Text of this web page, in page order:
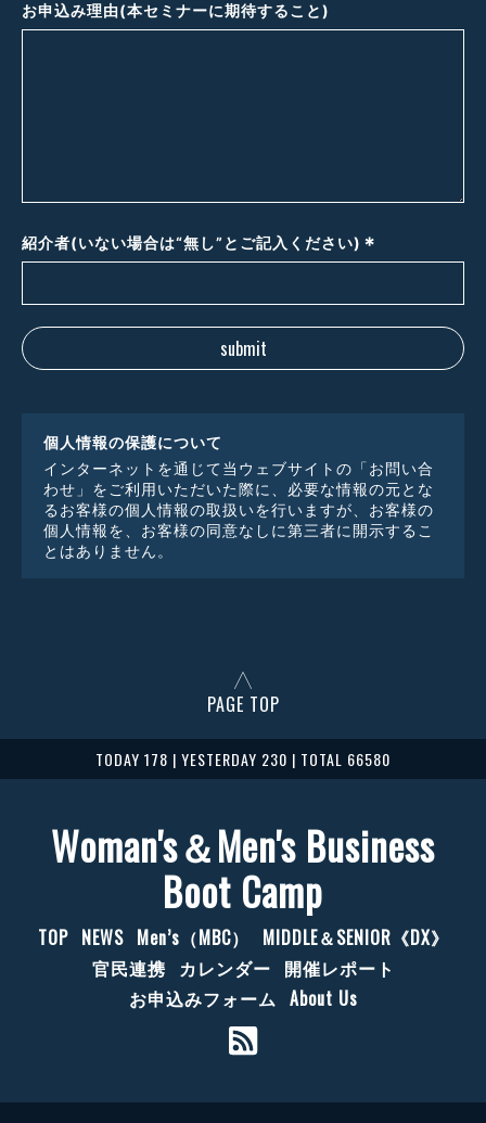
お申込み理由(本セミナーに期待すること)
紹介者(いない場合は“無し”とご記入ください) *
個人情報の保護について
インターネットを通じて当ウェブサイトの「お問い合
わせ」をご利用いただいた際に、必要な情報の元とな
るお客様の個人情報の取扱いを行いますが、お客様の
個人情報を、お客様の同意なしに第三者に開示するこ
とはありません。
PAGE TOP
TODAY 178 | YESTERDAY 230 | TOTAL 66580
Woman's＆Men's Business
Boot Camp
TOP NEWS Men’s（MBC）
MIDDLE＆SENIOR《DX》
官民連携
カレンダー 開催レポート
お申込みフォーム About Us